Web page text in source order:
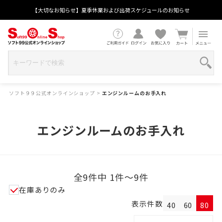
【大切なお知らせ】夏季休業および出荷スケジュールのお知らせ
ソフト９９公式オンラインショップ > エンジンルームのお手入れ
エンジンルームのお手入れ
全9件中 1件～9件
在庫ありのみ
表示件数 40 60 80